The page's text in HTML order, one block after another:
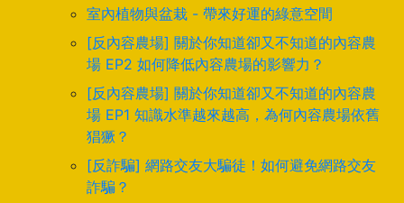
室內植物與盆栽 - 帶來好運的綠意空間
[反內容農場] 關於你知道卻又不知道的內容農
場 EP2 如何降低內容農場的影響力？
[反內容農場] 關於你知道卻又不知道的內容農
場 EP1 知識水準越來越高，為何內容農場依舊
猖獗？
[反詐騙] 網路交友大騙徒！如何避免網路交友
詐騙？